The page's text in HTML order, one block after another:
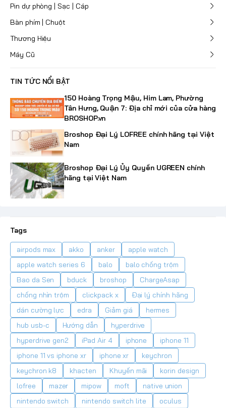
Pin dự phòng | Sạc | Cáp
Bàn phím | Chuột
Thương Hiệu
Máy Cũ
TIN TỨC NỔI BẬT
150 Hoàng Trọng Mậu, Him Lam, Phường
Tân Hưng, Quận 7: Địa chỉ mới của cửa hàng
BROSHOP.vn
Broshop Đại Lý LOFREE chính hãng tại Việt
Nam
Broshop Đại Lý Ủy Quyền UGREEN chính
hãng tại Việt Nam
Tags
airpods max akko anker
apple watch
apple watch series 6
balo
balo chống trộm
Bao da Sen
bduck broshop
ChargeAsap
chống nhìn trộm
clickpack x
Đại lý chính hãng
dán cường lực
edra Giảm giá
hermes
hub usb-c
Hướng dẫn
hyperdrive
hyperdrive gen2
iPad Air 4 iphone
iphone 11
iphone 11 vs iphone xr
iphone xr
keychron
keychron k8
khacten Khuyến mãi
korin design
lofree
mazer mipow moft
native union
nintendo switch
nintendo switch lite
oculus